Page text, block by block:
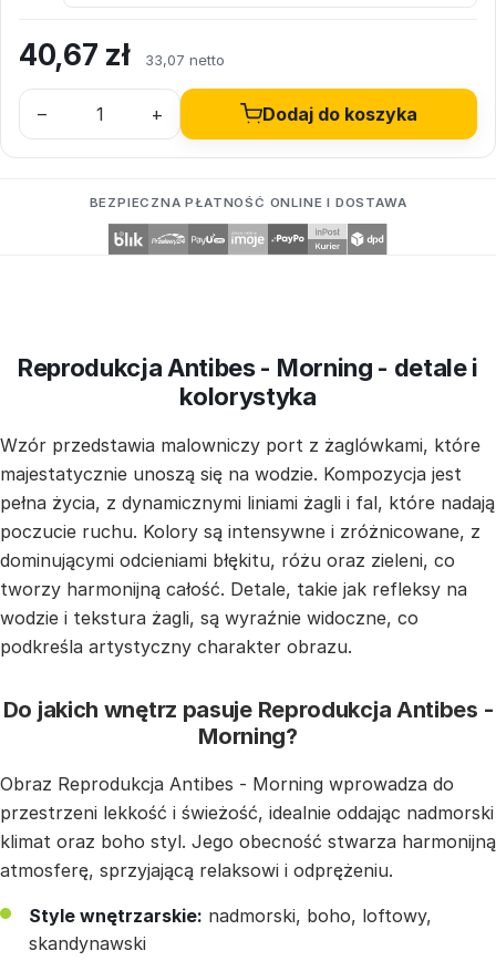
40,67 zł 33,07 netto
– + Dodaj do koszyka
BEZPIECZNA PŁATNOŚĆ ONLINE I DOSTAWA
Reprodukcja Antibes - Morning - detale i
kolorystyka
Wzór przedstawia malowniczy port z żaglówkami, które
majestatycznie unoszą się na wodzie. Kompozycja jest
pełna życia, z dynamicznymi liniami żagli i fal, które nadają
poczucie ruchu. Kolory są intensywne i zróżnicowane, z
dominującymi odcieniami błękitu, różu oraz zieleni, co
tworzy harmonijną całość. Detale, takie jak refleksy na
wodzie i tekstura żagli, są wyraźnie widoczne, co
podkreśla artystyczny charakter obrazu.
Do jakich wnętrz pasuje Reprodukcja Antibes -
Morning?
Obraz Reprodukcja Antibes - Morning wprowadza do
przestrzeni lekkość i świeżość, idealnie oddając nadmorski
klimat oraz boho styl. Jego obecność stwarza harmonijną
atmosferę, sprzyjającą relaksowi i odprężeniu.
Style wnętrzarskie: nadmorski, boho, loftowy,
skandynawski